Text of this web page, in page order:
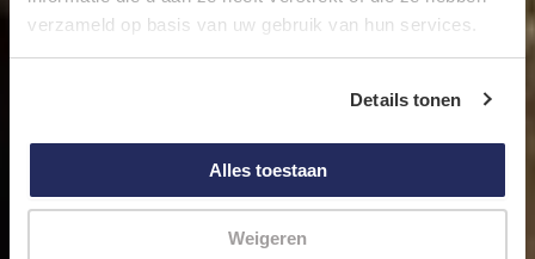
verzameld op basis van uw gebruik van hun services.
Details tonen
Alles toestaan
Weigeren